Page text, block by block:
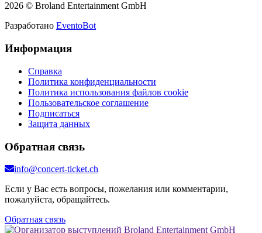
2026 © Broland Entertainment GmbH
Разработано EventoBot
Информация
Справка
Политика конфиденциальности
Политика использования файлов cookie
Пользовательское соглашение
Подписаться
Защита данных
Обратная связь
info@concert-ticket.ch
Если у Вас есть вопросы, пожелания или комментарии,
пожалуйста, обращайтесь.
Обратная связь